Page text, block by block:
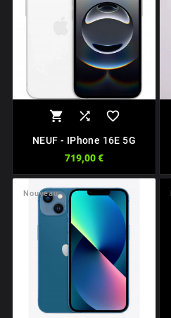
  
NEUF - IPhone 16E 5G
719,00 €
Nouveau